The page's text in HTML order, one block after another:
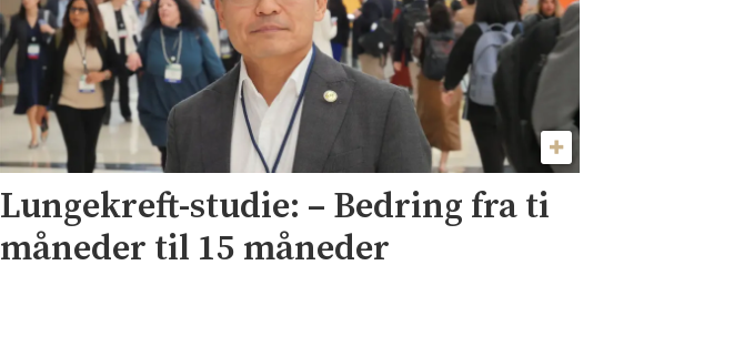
Lungekreft-studie: – Bedring fra ti
måneder til 15 måneder